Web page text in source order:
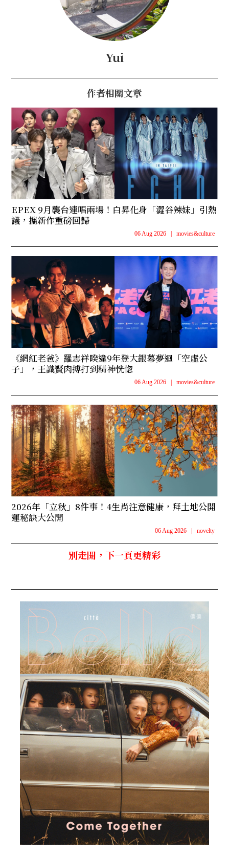
Yui
作者相關文章
EPEX 9月襲台連唱兩場！白昇化身「澀谷辣妹」引熱
議，攜新作重磅回歸
06 Aug 2026 | movies&culture
《網紅老爸》羅志祥睽違9年登大銀幕夢迴「空虛公
子」，王識賢肉搏打到精神恍惚
06 Aug 2026 | movies&culture
2026年「立秋」8件事！4生肖注意健康，拜土地公開
運秘訣大公開
06 Aug 2026 | novelty
別走開，下一頁更精彩